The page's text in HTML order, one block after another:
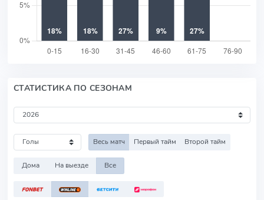
СТАТИСТИКА ПО СЕЗОНАМ
Весь матч Первый тайм Второй тайм
Дома На выезде Все